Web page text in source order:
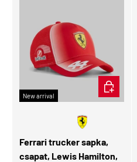
New arrival
Ferrari trucker sapka,
csapat, Lewis Hamilton,
ADD TO